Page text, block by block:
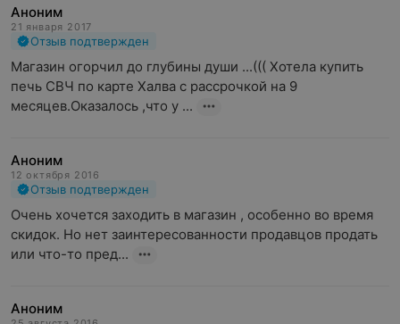
Аноним
21 января 2017
Отзыв подтвержден
Магазин огорчил до глубины души ...((( Хотела купить
печь СВЧ по карте Халва с рассрочкой на 9
месяцев.Оказалось ,что у ...
Аноним
12 октября 2016
Отзыв подтвержден
Очень хочется заходить в магазин , особенно во время
скидок. Но нет заинтересованности продавцов продать
или что-то пред...
Аноним